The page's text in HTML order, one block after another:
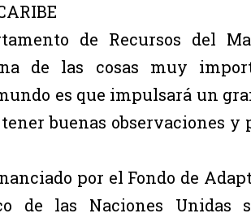
de Recursos del
de las cosas muy
es que impulsará un
buenas observaciones
por el Fondo de
de las Naciones Unidas